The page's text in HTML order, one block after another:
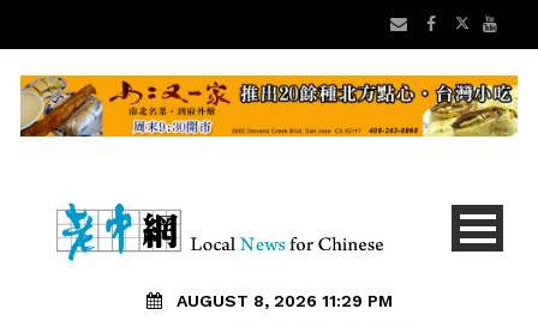
AUGUST 8, 2026 11:29 PM